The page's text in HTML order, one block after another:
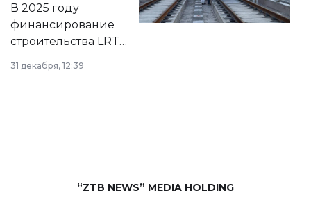
города.
В 2025 году
финансирование
строительства LRT
в Астане из
республиканского
31 декабря, 12:39
“ZTB NEWS” MEDIA HOLDING